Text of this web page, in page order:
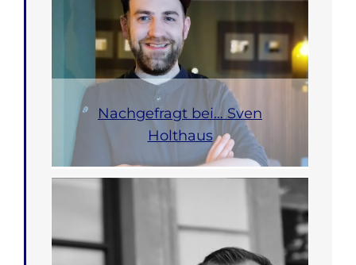
Nachgefragt bei… Sven
Holthaus